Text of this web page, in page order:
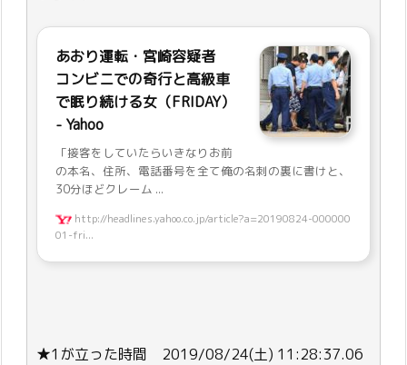
あおり運転・宮崎容疑者
コンビニでの奇行と高級車
で眠り続ける女（FRIDAY）
- Yahoo
「接客をしていたらいきなりお前
の本名、住所、電話番号を全て俺の名刺の裏に書けと、
30分ほどクレーム ...
http://headlines.yahoo.co.jp/article?a=20190824-000000
01-fri...
★1が立った時間 2019/08/24(土) 11:28:37.06